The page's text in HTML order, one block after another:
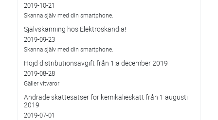
2019-10-21
Skanna själv med din smartphone.
Självskanning hos Elektroskandia!
2019-09-23
Skanna själv med din smartphone.
Höjd distributionsavgift från 1:a december 2019
2019-08-28
Gäller vitvaror
Ändrade skattesatser för kemikalieskatt från 1 augusti
2019
2019-07-01